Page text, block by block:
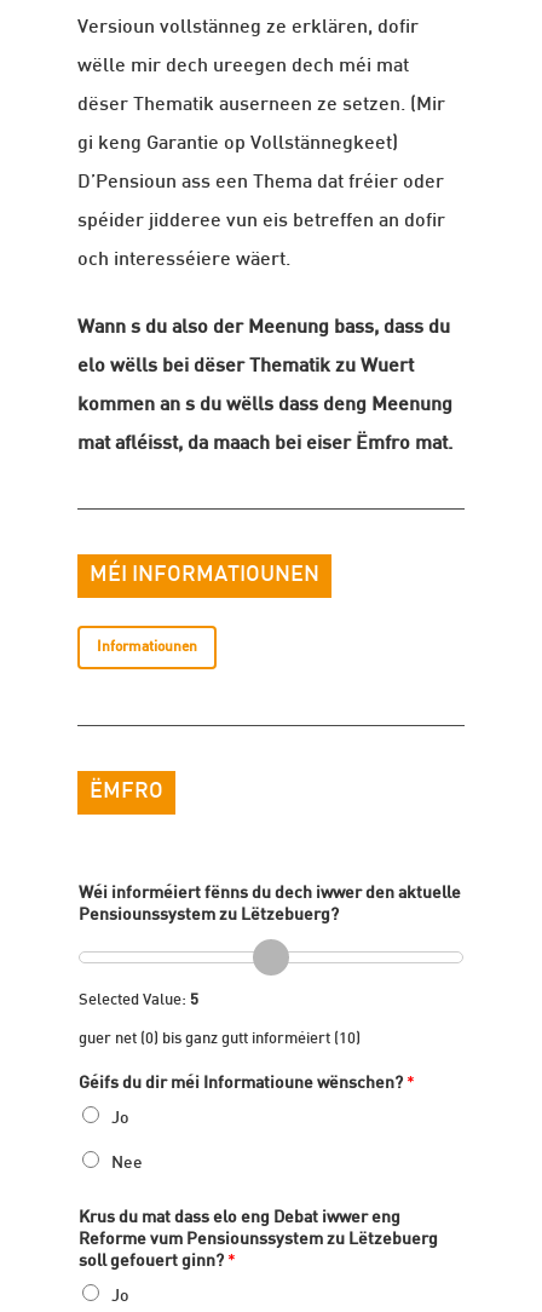
Versioun vollstänneg ze erklären, dofir
wëlle mir dech ureegen dech méi mat
dëser Thematik auserneen ze setzen. (Mir
gi keng Garantie op Vollstännegkeet)
D’Pensioun ass een Thema dat fréier oder
spéider jidderee vun eis betreffen an dofir
och interesséiere wäert.
Wann s du also der Meenung bass, dass du
elo wëlls bei dëser Thematik zu Wuert
kommen an s du wëlls dass deng Meenung
mat afléisst, da maach bei eiser Ëmfro mat.
MÉI INFORMATIOUNEN
Informatiounen
ËMFRO
Wéi informéiert fënns du dech iwwer den aktuelle
Pensiounssystem zu Lëtzebuerg?
Selected Value:5
guer net (0) bis ganz gutt informéiert (10)
Géifs du dir méi Informatioune wënschen? *
Jo
Nee
Krus du mat dass elo eng Debat iwwer eng
Reforme vum Pensiounssystem zu Lëtzebuerg
soll gefouert ginn? *
Jo